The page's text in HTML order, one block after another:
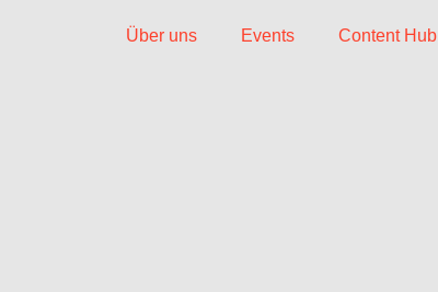
Über uns Events Content Hub